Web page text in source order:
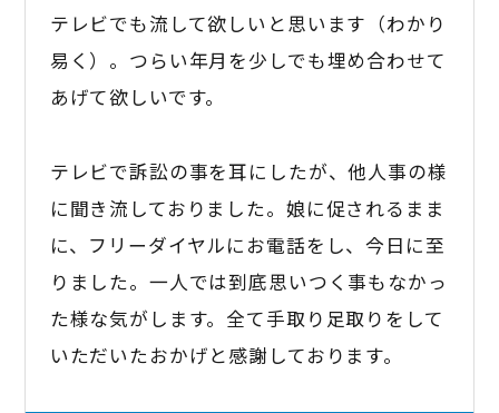
テレビでも流して欲しいと思います（わかり
易く）。つらい年月を少しでも埋め合わせて
あげて欲しいです。
テレビで訴訟の事を耳にしたが、他人事の様
に聞き流しておりました。娘に促されるまま
に、フリーダイヤルにお電話をし、今日に至
りました。一人では到底思いつく事もなかっ
た様な気がします。全て手取り足取りをして
いただいたおかげと感謝しております。